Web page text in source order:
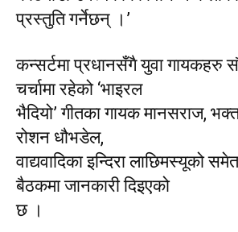
प्रस्तुति गर्नेछन् ।’
कन्सर्टमा प्रधानसँगै युवा गायकहरु
चर्चामा रहेको ‘भाइरल
भैदियो’ गीतका गायक मानसराज,
रोशन धौभडेल,
वाद्यवादिका इन्दिरा लाछिमस्यूको
बैठकमा जानकारी दिइएको
छ ।